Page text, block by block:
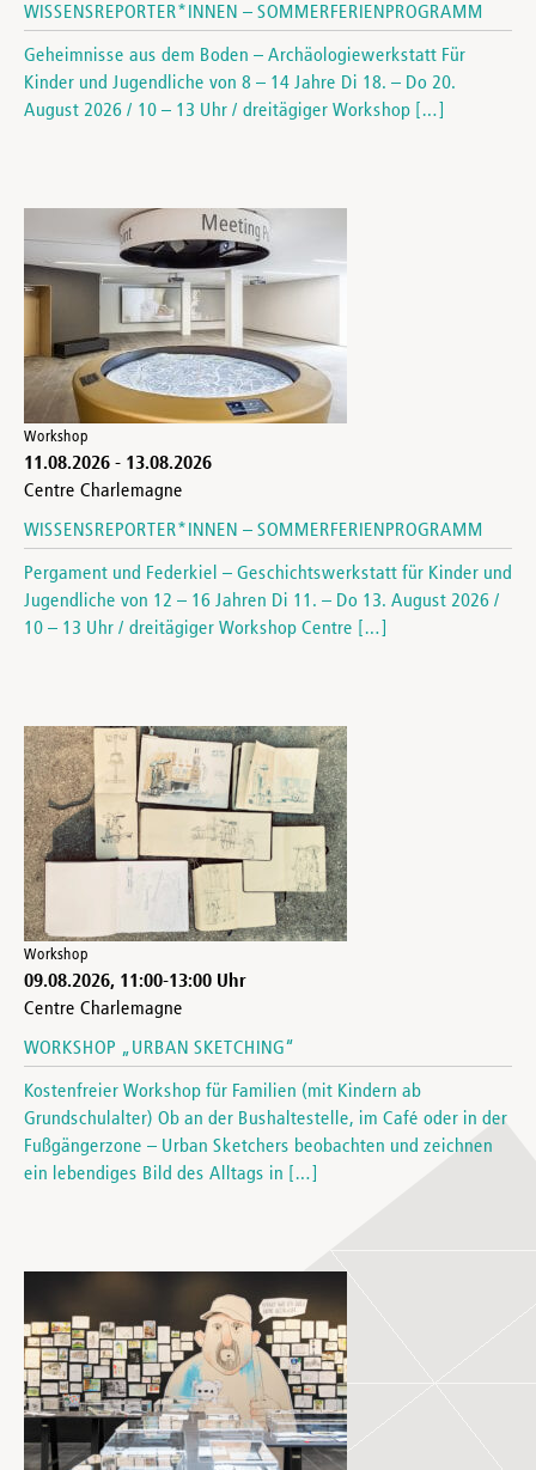
WISSENSREPORTER*INNEN – SOMMERFERIENPROGRAMM
Geheimnisse aus dem Boden – Archäologiewerkstatt Für
Kinder und Jugendliche von 8 – 14 Jahre Di 18. – Do 20.
August 2026 / 10 – 13 Uhr / dreitägiger Workshop […]
Workshop
11.08.2026 - 13.08.2026
Centre Charlemagne
WISSENSREPORTER*INNEN – SOMMERFERIENPROGRAMM
Pergament und Federkiel – Geschichtswerkstatt für Kinder und
Jugendliche von 12 – 16 Jahren Di 11. – Do 13. August 2026 /
10 – 13 Uhr / dreitägiger Workshop Centre […]
Workshop
09.08.2026, 11:00-13:00 Uhr
Centre Charlemagne
WORKSHOP „URBAN SKETCHING“
Kostenfreier Workshop für Familien (mit Kindern ab
Grundschulalter) Ob an der Bushaltestelle, im Café oder in der
Fußgängerzone – Urban Sketchers beobachten und zeichnen
ein lebendiges Bild des Alltags in […]